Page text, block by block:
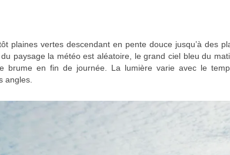
plaines vertes descendant en pente douce jusqu’à des
paysage la météo est aléatoire, le grand ciel bleu du
brume en fin de journée. La lumière varie avec le
angles.